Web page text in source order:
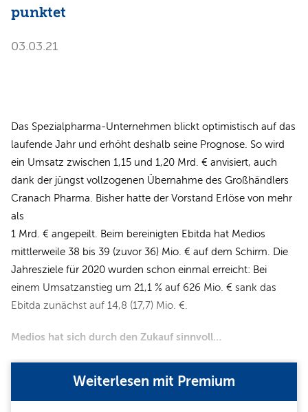
punktet
03.03.21
Das Spezialpharma-Unternehmen blickt optimistisch auf das
laufende Jahr und erhöht deshalb seine Prognose. So wird
ein Umsatz zwischen 1,15 und 1,20 Mrd. € anvisiert, auch
dank der jüngst vollzogenen Übernahme des Großhändlers
Cranach Pharma. Bisher hatte der Vorstand Erlöse von mehr
als
1 Mrd. € angepeilt. Beim bereinigten Ebitda hat Medios
mittlerweile 38 bis 39 (zuvor 36) Mio. € auf dem Schirm. Die
Jahresziele für 2020 wurden schon einmal erreicht: Bei
einem Umsatzanstieg um 21,1 % auf 626 Mio. € sank das
Ebitda zunächst auf 14,8 (17,7) Mio. €.
Medios hat sich durch den Zukauf sinnvoll…
Weiterlesen mit Premium